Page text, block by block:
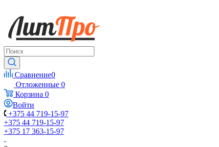
Сравнение0
Отложенные 0
Корзина 0
Войти
+375 44 719-15-97
+375 44 719-15-97
+375 17 363-15-97